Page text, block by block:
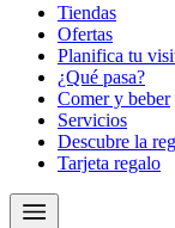
Tiendas
Ofertas
Planifica tu
¿Qué pasa?
Comer y beber
Servicios
Descubre la
Tarjeta regalo